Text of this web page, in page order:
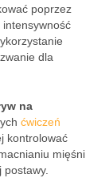
poprzez
dla
na
ćwiczeń
kontrolować
mięśni